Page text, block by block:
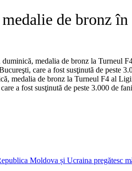
de bronz
medalia de bronz la Turneul
care a fost susţinută de
medalia de bronz la Turneul F4 al
a fost susţinută de peste 3.000 de
Moldova și Ucraina pregătesc